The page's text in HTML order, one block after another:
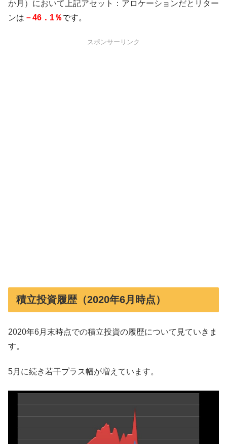
か月）において上記アセット：アロケーションだとリター
ンは －46 ．1％です。
スポンサーリンク
積立投資履歴（2020年6月時点）
2020年6月末時点での積立投資の履歴について見ていきま
す。
5月に続き若干プラス幅が増えています。